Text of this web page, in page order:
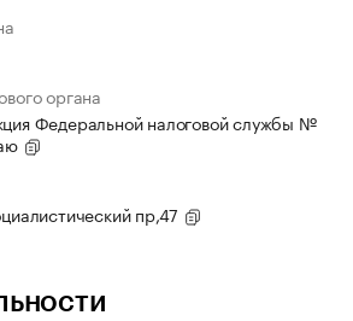
органа
Федеральной налоговой службы №
пр,47